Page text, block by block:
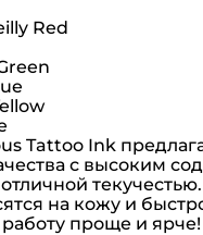
Red
Tattoo Ink
с высоким
на кожу и
проще и ярче!